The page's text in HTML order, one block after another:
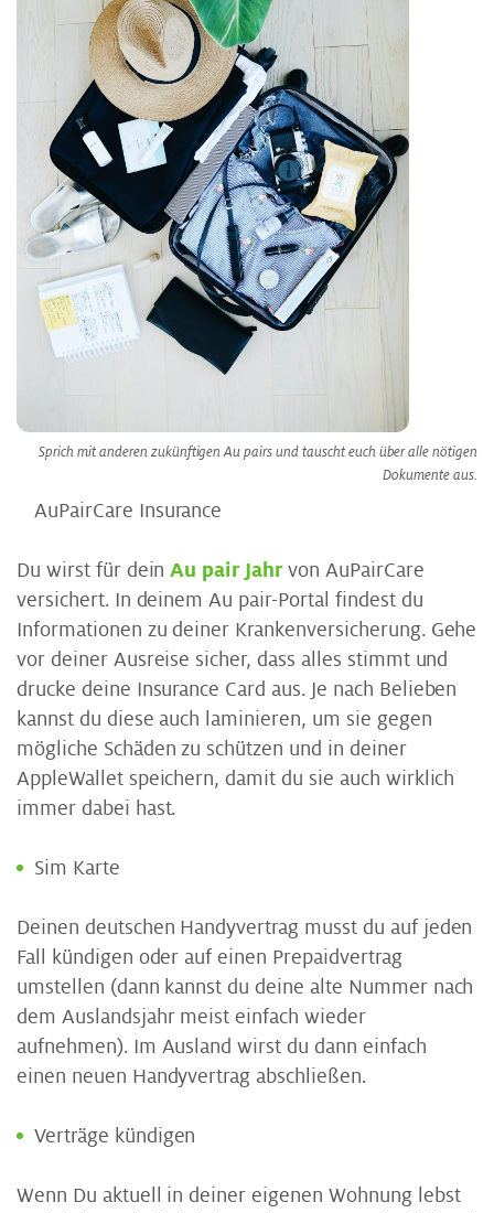
Sprich mit anderen zukünftigen Au pairs und tauscht euch über alle nötigen
Dokumente aus.
AuPairCare Insurance
Du wirst für deinAu pair Jahrvon AuPairCare
versichert. In deinem Au pair-Portal findest du
Informationen zu deiner Krankenversicherung. Gehe
vor deiner Ausreise sicher, dass alles stimmt und
drucke deine Insurance Card aus. Je nach Belieben
kannst du diese auch laminieren, um sie gegen
mögliche Schäden zu schützen und in deiner
AppleWallet speichern, damit du sie auch wirklich
immer dabei hast.
Sim Karte
Deinen deutschen Handyvertrag musst du auf jeden
Fall kündigen oder auf einen Prepaidvertrag
umstellen (dann kannst du deine alte Nummer nach
dem Auslandsjahr meist einfach wieder
aufnehmen). Im Ausland wirst du dann einfach
einen neuen Handyvertrag abschließen.
Verträge kündigen
Wenn Du aktuell in deiner eigenen Wohnung lebst